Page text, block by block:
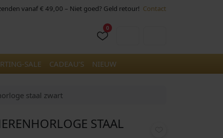
vanaf € 49,00 – Niet goed? Geld retour! Contact
0
SALE CADEAU’S NIEUW
staal zwart
STAAL